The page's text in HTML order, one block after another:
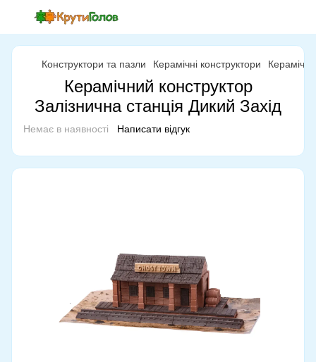
Конструктори та пазли Керамічні конструктори
Керамічний конструктор
Залізнична станція Дикий Захід
Немає в наявності Написати відгук